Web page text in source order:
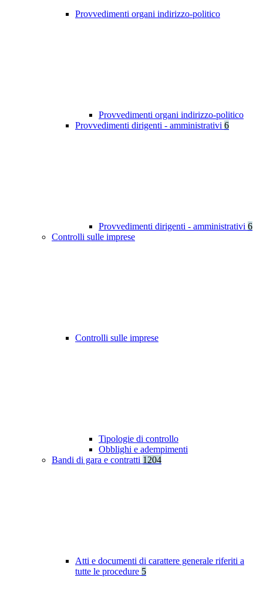
Provvedimenti organi indirizzo-politico
Provvedimenti organi indirizzo-politico
Provvedimenti dirigenti - amministrativi 6
Provvedimenti dirigenti - amministrativi 6
Controlli sulle imprese
Controlli sulle imprese
Tipologie di controllo
Obblighi e adempimenti
Bandi di gara e contratti 1204
Atti e documenti di carattere generale riferiti a
tutte le procedure 5